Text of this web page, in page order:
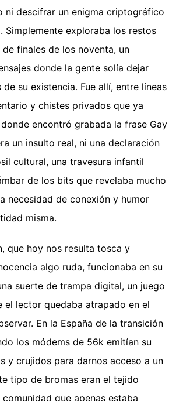
ni descifrar un enigma criptográfico
Simplemente exploraba los restos
finales de los noventa, un
donde la gente solía dejar
de su existencia. Fue allí, entre líneas
y chistes privados que ya
encontró grabada la frase Gay
un insulto real, ni una declaración
cultural, una travesura infantil
de los bits que revelaba mucho
necesidad de conexión y humor
misma.
que hoy nos resulta tosca y
algo ruda, funcionaba en su
suerte de trampa digital, un juego
el lector quedaba atrapado en el
En la España de la transición
los módems de 56k emitían su
y crujidos para darnos acceso a un
tipo de bromas eran el tejido
que apenas estaba